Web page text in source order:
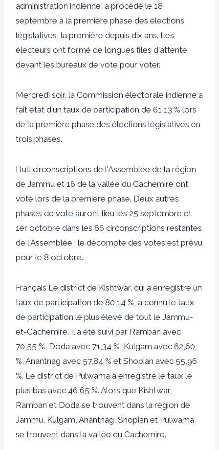
administration indienne, a procédé le 18
septembre à la première phase des élections
législatives, la première depuis dix ans. Les
électeurs ont formé de longues files d'attente
devant les bureaux de vote pour voter.
Mercredi soir, la Commission électorale indienne a
fait état d'un taux de participation de 61,13 % lors
de la première phase des élections législatives en
trois phases.
Huit circonscriptions de l'Assemblée de la région
de Jammu et 16 de la vallée du Cachemire ont
voté lors de la première phase. Deux autres
phases de vote auront lieu les 25 septembre et
1er octobre dans les 66 circonscriptions restantes
de l'Assemblée ; le décompte des votes est prévu
pour le 8 octobre.
Français Le district de Kishtwar, qui a enregistré un
taux de participation de 80,14 %, a connu le taux
de participation le plus élevé de tout le Jammu-
et-Cachemire. Il a été suivi par Ramban avec
70,55 %, Doda avec 71,34 %, Kulgam avec 62,60
%, Anantnag avec 57,84 % et Shopian avec 55,96
%. Le district de Pulwama a enregistré le taux le
plus bas avec 46,65 %. Alors que Kishtwar,
Ramban et Doda se trouvent dans la région de
Jammu, Kulgam, Anantnag, Shopian et Pulwama
se trouvent dans la vallée du Cachemire.